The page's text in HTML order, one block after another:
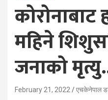
महिने
जनाको
February 21, 2022 एचकेनेपाल